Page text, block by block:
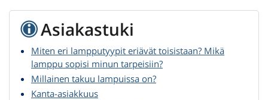
Asiakastuki
Miten eri lampputyypit eriävät toisistaan? Mikä
lamppu sopisi minun tarpeisiin?
Millainen takuu lampuissa on?
Kanta-asiakkuus